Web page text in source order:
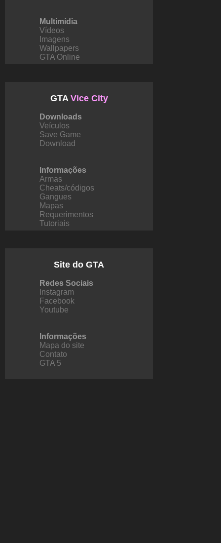
Multimídia
Vídeos
Imagens
Wallpapers
GTA Online
GTA Vice City
Downloads
Veículos
Save Game
Download
Informações
Armas
Cheats/códigos
Gangues
Mapas
Requerimentos
Tutoriais
Site do GTA
Redes Sociais
Instagram
Facebook
Youtube
Informações
Mapa do site
Contato
GTA 5